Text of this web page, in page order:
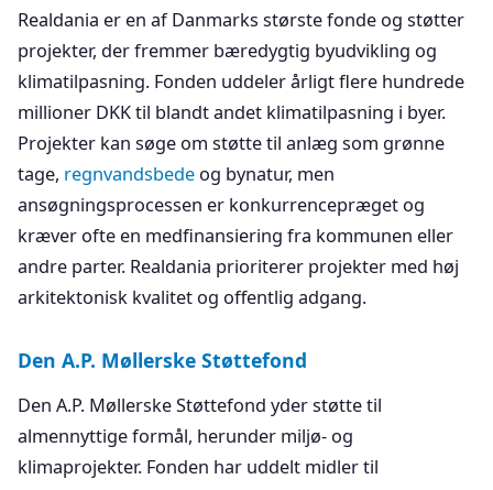
Realdania er en af Danmarks største fonde og støtter
projekter, der fremmer bæredygtig byudvikling og
klimatilpasning. Fonden uddeler årligt flere hundrede
millioner DKK til blandt andet klimatilpasning i byer.
Projekter kan søge om støtte til anlæg som grønne
tage, regnvandsbede og bynatur, men
ansøgningsprocessen er konkurrencepræget og
kræver ofte en medfinansiering fra kommunen eller
andre parter. Realdania prioriterer projekter med høj
arkitektonisk kvalitet og offentlig adgang.
Den A.P. Møllerske Støttefond
Den A.P. Møllerske Støttefond yder støtte til
almennyttige formål, herunder miljø- og
klimaprojekter. Fonden har uddelt midler til